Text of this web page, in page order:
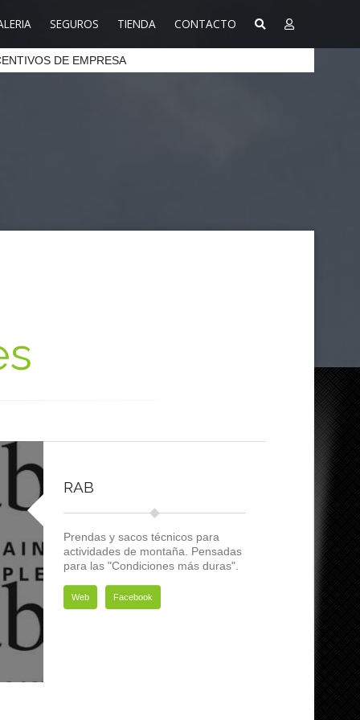
SEGUROS TIENDA CONTACTO
DE EMPRESA
RAB
Prendas y sacos técnicos para
actividades de montaña. Pensadas
para las "Condiciones más duras".
Web Facebook